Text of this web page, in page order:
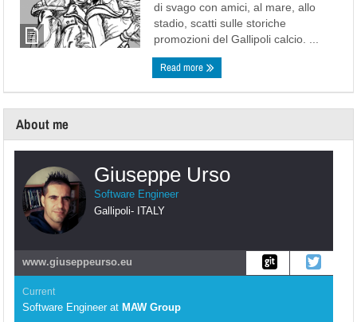
di svago con amici, al mare, allo
stadio, scatti sulle storiche
promozioni del Gallipoli calcio. ...
Read more
About me
Giuseppe Urso
Software Engineer
Gallipoli- ITALY
www.giuseppeurso.eu
Current
Software Engineer at MAW Group